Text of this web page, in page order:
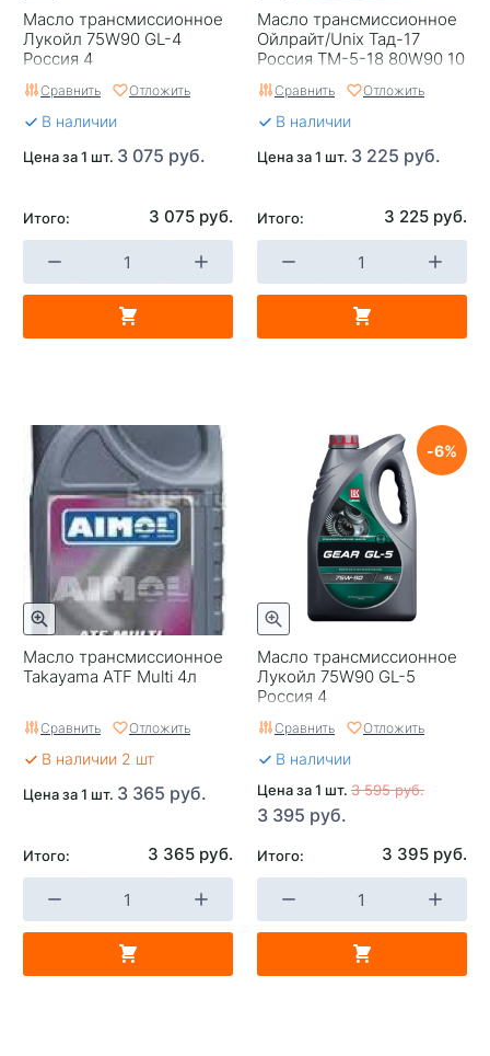
Масло трансмиссионное
Лукойл 75W90 GL-4
Россия 4
Сравнить Отложить
В наличии
Цена за 1 шт. 3 075 руб.
Итого: 3 075 руб.
Масло трансмиссионное
Ойлрайт/Unix Тад-17
Россия ТМ-5-18 80W90 10
(2544)
Сравнить Отложить
В наличии
Цена за 1 шт. 3 225 руб.
Итого: 3 225 руб.
Масло трансмиссионное
Takayama ATF Multi 4л
Сравнить Отложить
В наличии 2 шт
Цена за 1 шт. 3 365 руб.
Итого: 3 365 руб.
Масло трансмиссионное
Лукойл 75W90 GL-5
Россия 4
6
Сравнить Отложить
В наличии
Цена за 1 шт. 3 595 руб.
3 395 руб.
Итого: 3 395 руб.